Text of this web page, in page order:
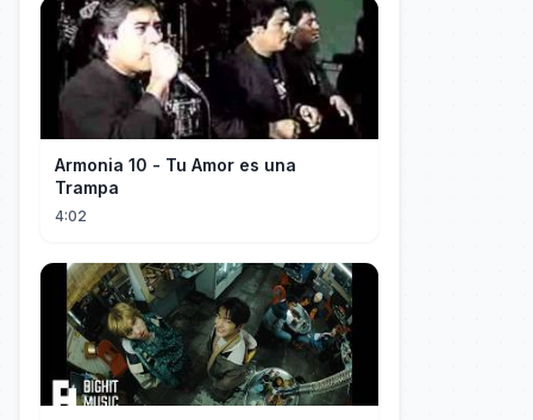
Armonia 10 - Tu Amor es una
Trampa
4:02